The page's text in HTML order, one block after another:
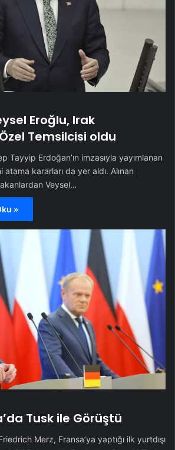
Eroğlu, Irak
Temsilcisi oldu
Tayyip Erdoğan’ın imzasıyla yayımlanan
atama kararları da yer aldı. Alınan
Veysel…
»
Tusk ile Görüştü
Merz, Fransa’ya yaptığı ilk yurtdışı